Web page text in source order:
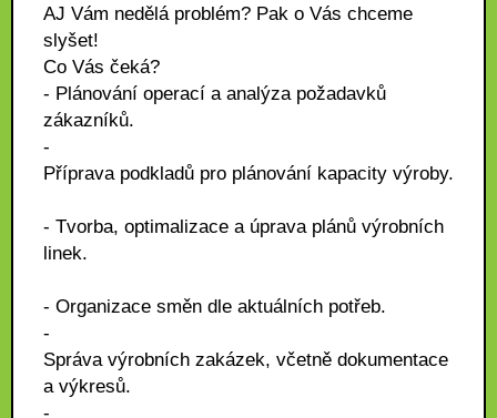
AJ Vám nedělá problém? Pak o Vás chceme
slyšet!
Co Vás čeká?
- Plánování operací a analýza požadavků
zákazníků.
-
Příprava podkladů pro plánování kapacity výroby.
- Tvorba, optimalizace a úprava plánů výrobních
linek.
- Organizace směn dle aktuálních potřeb.
-
Správa výrobních zakázek, včetně dokumentace
a výkresů.
-